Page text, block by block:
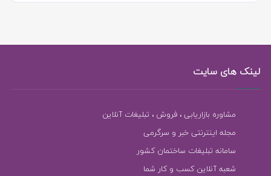
لینک های سایت
مشاوره بازاریابی ، فروش ، تبلیغات آنلاین
مجله اینترنتی خبر و سرگرمی
سامانه تبلیغات ساختمان کشور
شعبه آنلاین کسب و کار شما